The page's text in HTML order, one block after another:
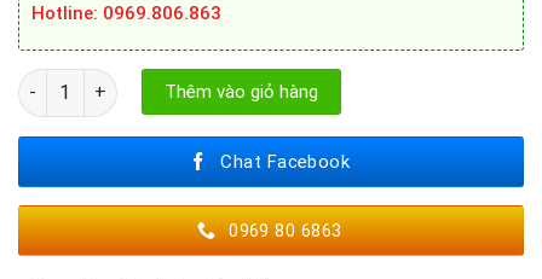
Hotline: 0969.806.863
BẾP ĐIỆN CATA TT 603 số lượng
Thêm vào giỏ hàng
Chat Facebook
0969 80 6863